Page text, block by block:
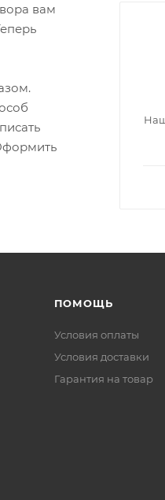
вам
ПОМОЩЬ
Условия оплаты
Условия доставки
Гарантия на товар